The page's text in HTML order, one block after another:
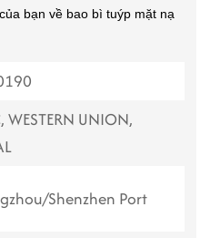
bạn về bao bì tuýp mặt nạ
WESTERN UNION,
Shenzhen Port